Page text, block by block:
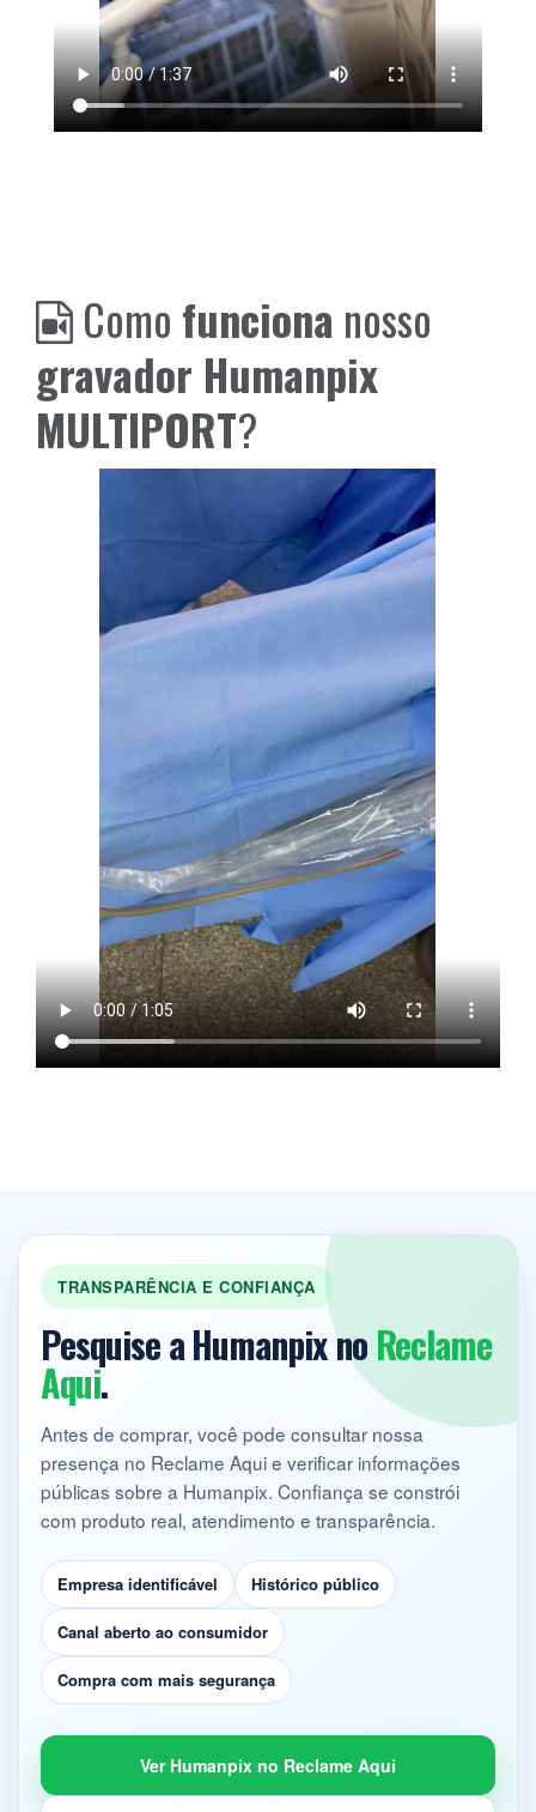
Como funciona nosso
gravador Humanpix
MULTIPORT?
TRANSPARÊNCIA E CONFIANÇA
Pesquise a Humanpix no Reclame
Aqui.
Antes de comprar, você pode consultar nossa
presença no Reclame Aqui e verificar informações
públicas sobre a Humanpix. Confiança se constrói
com produto real, atendimento e transparência.
Empresa identificável Histórico público
Canal aberto ao consumidor
Compra com mais segurança
Ver Humanpix no Reclame Aqui